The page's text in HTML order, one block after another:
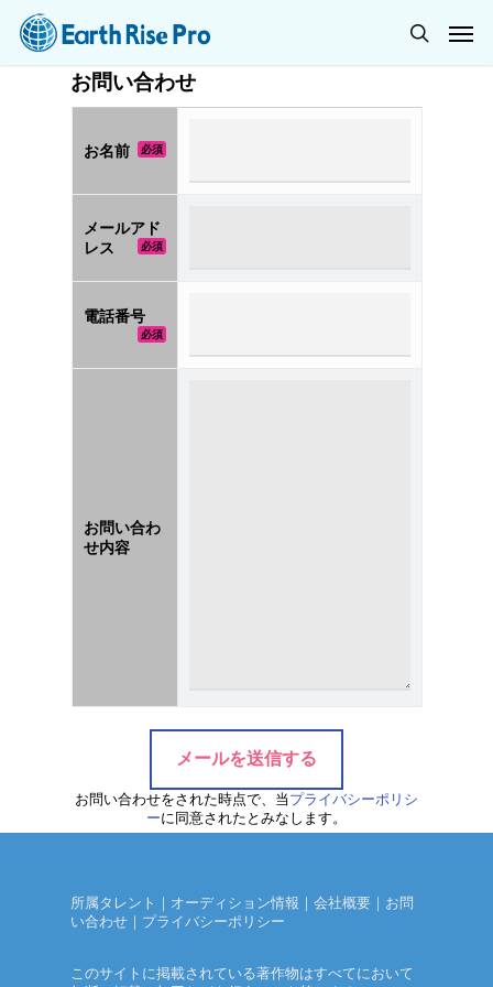
お問い合わせ
お名前 必須
メールアド
レス
必須
電話番号
必須
お問い合わ
せ内容
お問い合わせをされた時点で、当 プライバシーポリシ
ーに同意されたとみなします。
所属タレント ｜ オーディション情報 ｜ 会社概要 ｜ お問
い合わせ ｜ プライバシーポリシー
このサイトに掲載されている著作物はすべてにおいて